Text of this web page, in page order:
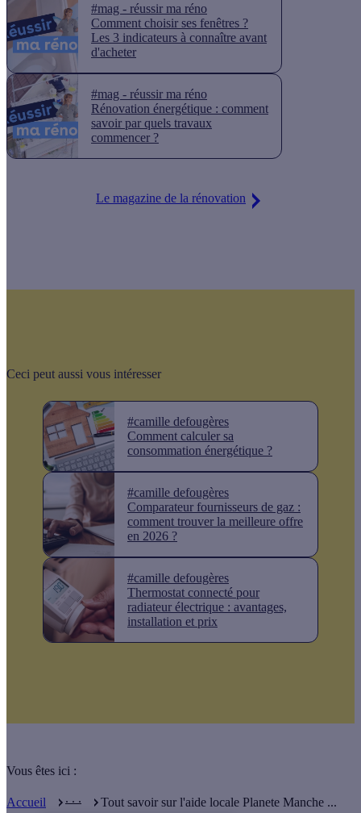
#mag - réussir ma réno
Comment choisir ses fenêtres ?
Les 3 indicateurs à connaître avant
d'acheter
#mag - réussir ma réno
Rénovation énergétique : comment
savoir par quels travaux
commencer ?
Le magazine de la rénovation
Ceci peut aussi vous intéresser
#camille defougères
Comment calculer sa
consommation énergétique ?
#camille defougères
Comparateur fournisseurs de gaz :
comment trouver la meilleure offre
en 2026 ?
#camille defougères
Thermostat connecté pour
radiateur électrique : avantages,
installation et prix
Vous êtes ici :
Accueil . . . Tout savoir sur l'aide locale Planete Manche ...